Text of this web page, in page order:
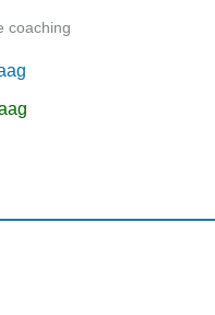
coaching